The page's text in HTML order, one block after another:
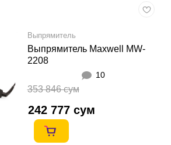
Выпрямитель
Выпрямитель Maxwell MW-
2208
10
353 846 сум
242 777 сум